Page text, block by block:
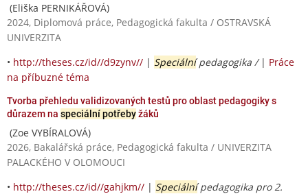
(Eliška PERNIKÁŘOVÁ)
2024, Diplomová práce, Pedagogická fakulta / OSTRAVSKÁ
UNIVERZITA
• http://theses.cz/id//d9zynv// | Speciálnípedagogika / | Práce
na příbuzné téma
Tvorba přehledu validizovaných testů pro oblast pedagogiky s
důrazem na speciální potřebyžáků
(Zoe VYBÍRALOVÁ)
2026, Bakalářská práce, Pedagogická fakulta / UNIVERZITA
PALACKÉHO V OLOMOUCI
• http://theses.cz/id//gahjkm// | Speciálnípedagogika pro 2.